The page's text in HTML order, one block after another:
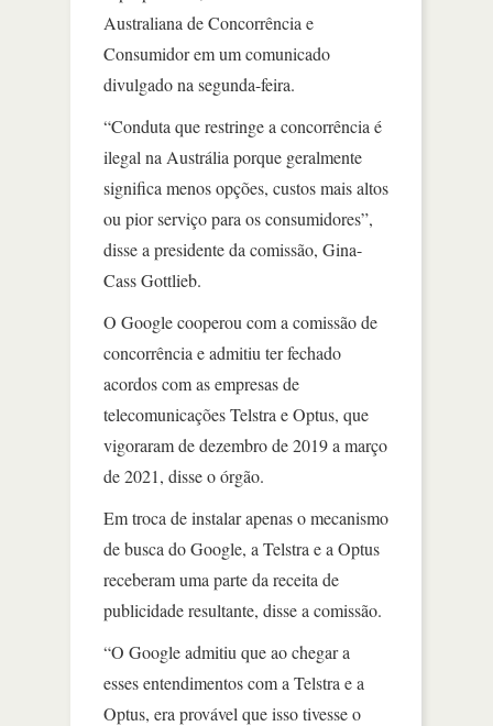
Australiana de Concorrência e
Consumidor em um comunicado
divulgado na segunda-feira.
“Conduta que restringe a concorrência é
ilegal na Austrália porque geralmente
significa menos opções, custos mais altos
ou pior serviço para os consumidores”,
disse a presidente da comissão, Gina-
Cass Gottlieb.
O Google cooperou com a comissão de
concorrência e admitiu ter fechado
acordos com as empresas de
telecomunicações Telstra e Optus, que
vigoraram de dezembro de 2019 a março
de 2021, disse o órgão.
Em troca de instalar apenas o mecanismo
de busca do Google, a Telstra e a Optus
receberam uma parte da receita de
publicidade resultante, disse a comissão.
“O Google admitiu que ao chegar a
esses entendimentos com a Telstra e a
Optus, era provável que isso tivesse o